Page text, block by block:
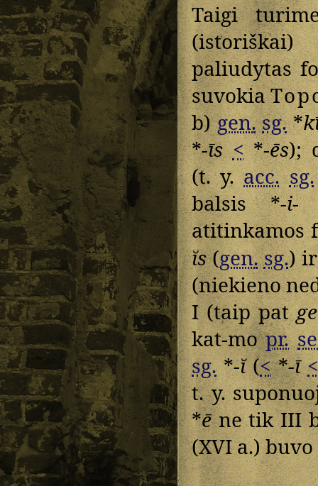
Taigi
paliudytas
suvokia
b)gen. sg.*
*-īs <*-ēs);
(t. y.acc. sg.
balsis *-i-
atitinkamos
ĭs(gen. sg.)
(niekieno
I (taip pat
kat-mopr.
sg.*-ĭ(<*-ī <
t. y.
*ēne tik III
(XVI a.)